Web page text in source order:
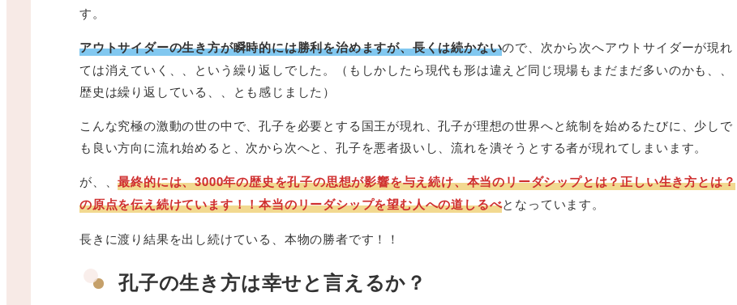
す。
アウトサイダーの生き方が瞬時的には勝利を治めますが、長くは続かないので、次から次へアウトサイダーが現れ
ては消えていく、、という繰り返しでした。（もしかしたら現代も形は違えど同じ現場もまだまだ多いのかも、、
歴史は繰り返している、、とも感じました）
こんな究極の激動の世の中で、孔子を必要とする国王が現れ、孔子が理想の世界へと統制を始めるたびに、少しで
も良い方向に流れ始めると、次から次へと、孔子を悪者扱いし、流れを潰そうとする者が現れてしまいます。
が、、最終的には、3000年の歴史を孔子の思想が影響を与え続け、本当のリーダシップとは？正しい生き方とは？
の原点を伝え続けています！！本当のリーダシップを望む人への道しるべとなっています。
長きに渡り結果を出し続けている、本物の勝者です！！
孔子の生き方は幸せと言えるか？